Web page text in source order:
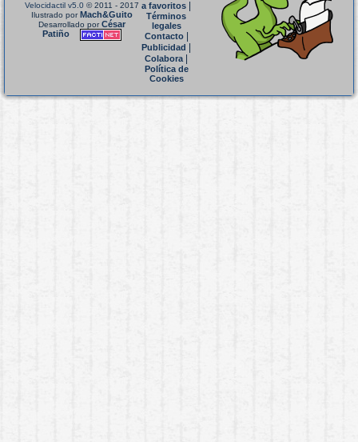
Velocidactil v5.0 © 2011 - 2017
Ilustrado porMach&Guito
Desarrollado porCésar
Patiño
a favoritos
Términos
legales
Contacto|
Publicidad
Colabora|
Política de
Cookies